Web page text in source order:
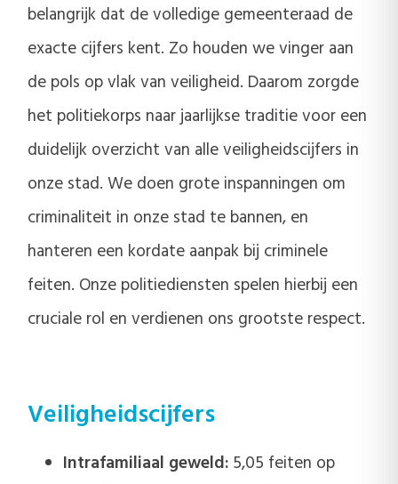
belangrijk dat de volledige gemeenteraad de
exacte cijfers kent. Zo houden we vinger aan
de pols op vlak van veiligheid. Daarom zorgde
het politiekorps naar jaarlijkse traditie voor een
duidelijk overzicht van alle veiligheidscijfers in
onze stad. We doen grote inspanningen om
criminaliteit in onze stad te bannen, en
hanteren een kordate aanpak bij criminele
feiten. Onze politiediensten spelen hierbij een
cruciale rol en verdienen ons grootste respect.
Veiligheidscijfers
Intrafamiliaal geweld: 5,05 feiten op